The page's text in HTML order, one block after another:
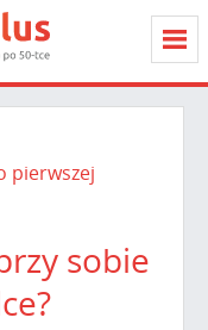
pierwszej
sobie